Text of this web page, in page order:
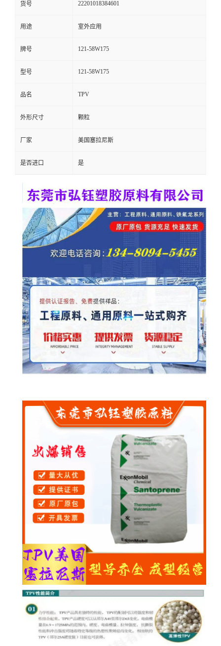
言
货号 22201018384601
用途 室外应用
牌号 121-58W175
型号 121-58W175
品名 TPV
外形尺寸 颗粒
厂家 美国塞拉尼斯
是否进口 是